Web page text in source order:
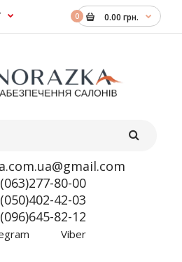
0 0.00 грн.
80-00
42-03
82-12
Viber